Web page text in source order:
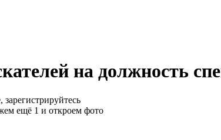
на должность
ещё 1 и откроем фото